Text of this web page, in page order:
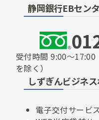
静岡銀行EBセン
受付時間9:00～17:00
を除く）
しずぎんビジネ
電子交付サービ